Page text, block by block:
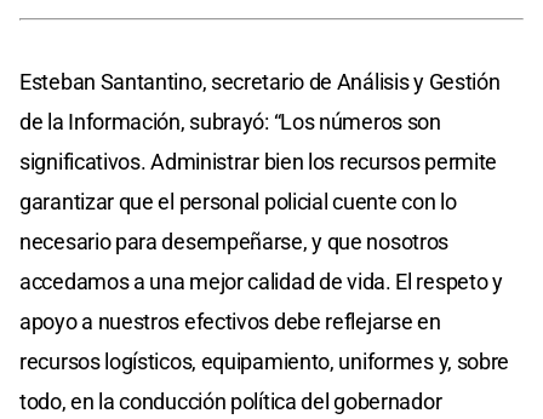
Esteban Santantino, secretario de Análisis y Gestión
de la Información, subrayó: “Los números son
significativos. Administrar bien los recursos permite
garantizar que el personal policial cuente con lo
necesario para desempeñarse, y que nosotros
accedamos a una mejor calidad de vida. El respeto y
apoyo a nuestros efectivos debe reflejarse en
recursos logísticos, equipamiento, uniformes y, sobre
todo, en la conducción política del gobernador